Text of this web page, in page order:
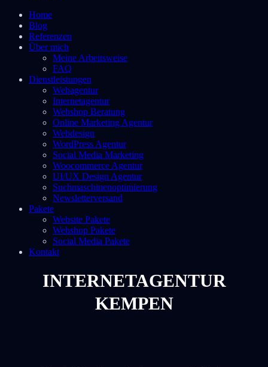
Home
Blog
Referenzen
Über mich
Meine Arbeitsweise
FAQ
Dienstleistungen
Webagentur
Internetagentur
Webshop Beratung
Online Marketing Agentur
Webdesign
WordPress Agentur
Social Media Marketing
Woocommerce Agentur
UI/UX Design Agentur
Suchmaschinenoptimierung
Newsletterversand
Pakete
Website Pakete
Webshop Pakete
Social Media Pakete
Kontakt
INTERNETAGENTUR
KEMPEN